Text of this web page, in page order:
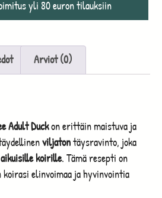
yli 80 euron tilauksiin
Arviot (0)
Adult Duckon erittäin maistuva ja
viljatontäysravinto, joka
aikuisille koirille. Tämä resepti on
koirasi elinvoimaa ja hyvinvointia